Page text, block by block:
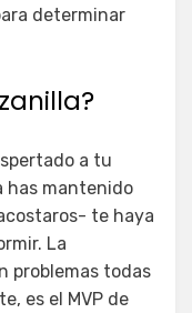
determinar
a tu
has mantenido
te haya
La
problemas todas
es el MVP de